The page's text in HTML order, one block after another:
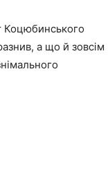
Коцюбинського
а що й зовсім